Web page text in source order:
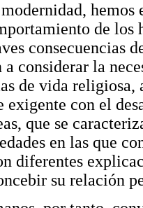
de los
consecuencias
considerar la
de vida religiosa,
exigente con el
que se
en las que
diferentes
su relación